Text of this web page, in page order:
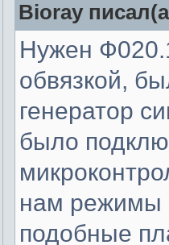
Bioray
Нужен
обвязкой,
генератор
было
нам режимы
подобные